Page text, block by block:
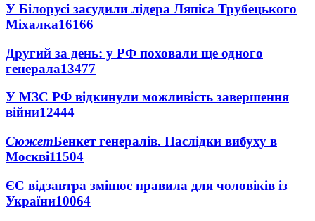
У Білорусі засудили лідера Ляпіса Трубецького
Міхалка16166
Другий за день: у РФ поховали ще одного
генерала13477
У МЗС РФ відкинули можливість завершення
війни12444
СюжетБенкет генералів. Наслідки вибуху в
Москві11504
ЄС відзавтра змінює правила для чоловіків із
України10064